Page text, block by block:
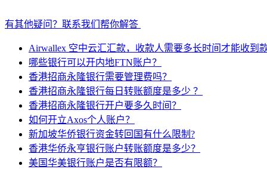
有其他疑问？联系我们帮你解答
Airwallex 空中云汇汇款，收款人需要多长时间才能收到
哪些银行可以开内地FTN账户？
香港招商永隆银行需要管理费吗？
香港招商永隆银行每日转账额度是多少 ？
香港招商永隆银行开户要多久时间？
如何开立Axos个人账户？
新加坡华侨银行资金转回国有什么限制?
香港华侨永亨银行账户转账额度是多少？
美国华美银行账户是否有限额？